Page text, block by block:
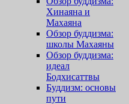
Хинаяна и
Махаяна
Обзор буддизма:
школы Махаяны
Обзор буддизма:
идеал
Бодхисаттвы
Буддизм: основы
пути